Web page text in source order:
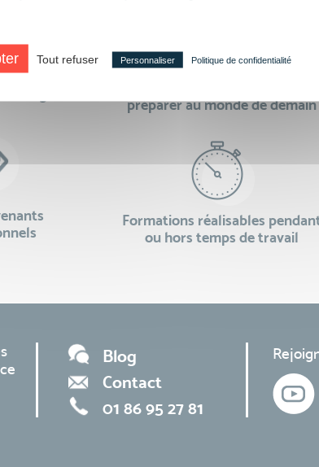
réalisables
préparer au monde de demain
Formations réalisables
ou hors temps de travail
Blog
Contact
01 86 95 27 81
Tout refuser Personnaliser Politique de confidentialité